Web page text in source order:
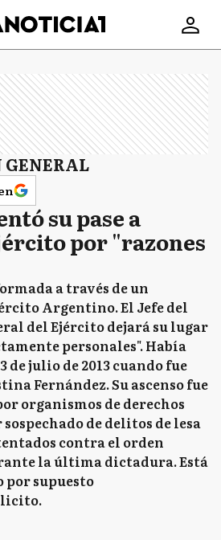
su pase a
por "razones
a través de un
Argentino. El Jefe del
del Ejército dejará su lugar
personales". Había
de julio de 2013 cuando fue
Fernández. Su ascenso fue
organismos de derechos
de delitos de lesa
contra el orden
la última dictadura. Está
por supuesto